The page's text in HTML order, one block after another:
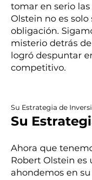
Su Estrategia de
Su
Ahora que
Robert Olstein es
ahondemos en
tomar en serio
Olstein no es solo
obligación.
misterio detrás
logró despuntar
competitivo.